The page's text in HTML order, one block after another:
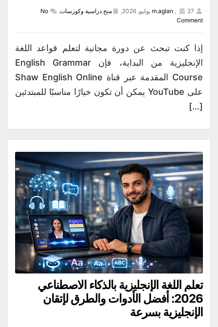
m.aglan , 27 يوليو, 2026, منح دراسية وكورسات,
No
Comment
إذا كنت تبحث عن دورة مجانية لتعلم قواعد اللغة
الإنجليزية من البداية، فإن English Grammar
Course المقدمة عبر قناة Shaw English Online
على YouTube يمكن أن تكون خيارًا مناسبًا للمبتدئين
[…]
تعلم اللغة الإنجليزية بالذكاء الاصطناعي
2026: أفضل الأدوات والطرق لإتقان
الإنجليزية بسرعة